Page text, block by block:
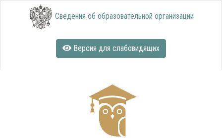
Сведения об образовательной организации
Версия для слабовидящих